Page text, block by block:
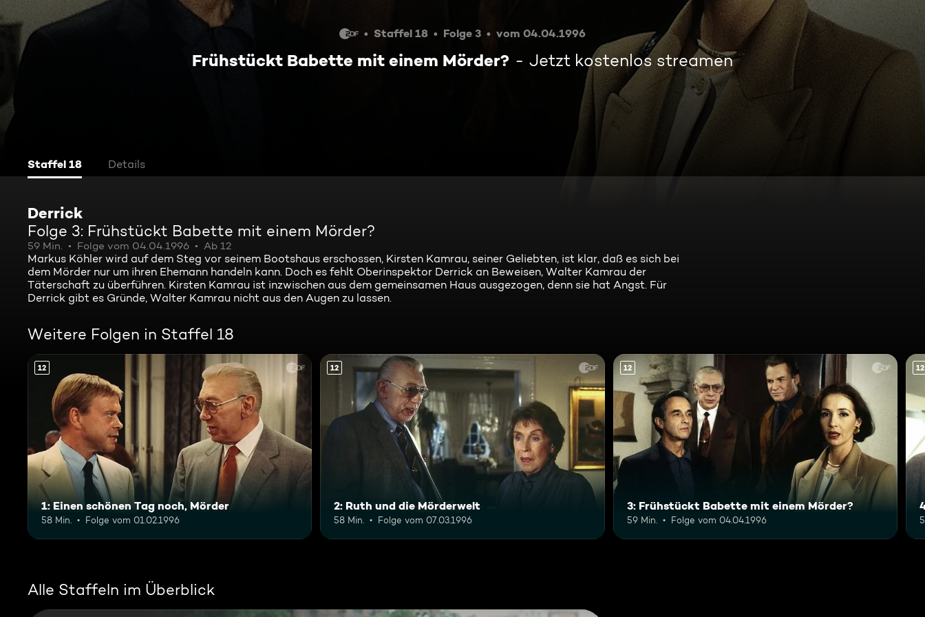
Staffel 18 Folge 3 vom 04.04.1996
Frühstückt Babette mit einem Mörder? Jetzt kostenlos streamen
Staffel 18 Details
Derrick
Folge 3: Frühstückt Babette mit einem Mörder?
59 Min. Folge vom 04.04.1996 Ab 12
Markus Köhler wird auf dem Steg vor seinem Bootshaus erschossen, Kirsten Kamrau, seiner Geliebten, ist klar, daß es sich bei
dem Mörder nur um ihren Ehemann handeln kann. Doch es fehlt Oberinspektor Derrick an Beweisen, Walter Kamrau der
Täterschaft zu überführen. Kirsten Kamrau ist inzwischen aus dem gemeinsamen Haus ausgezogen, denn sie hat Angst. Für
Derrick gibt es Gründe, Walter Kamrau nicht aus den Augen zu lassen.
Weitere Folgen in Staffel 18
12
1: Einen schönen Tag noch, Mörder
58 Min. Folge vom 01.02.1996
12
2: Ruth und die Mörderwelt
58 Min. Folge vom 07.03.1996
12
3: Frühstückt Babette mit einem Mörder?
59 Min. Folge vom 04.04.1996
12
Alle Staffeln im Überblick